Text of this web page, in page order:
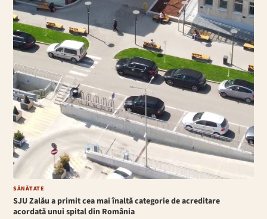
SĂNĂTATE
SJU Zalău a primit cea mai înaltă categorie de acreditare
acordată unui spital din România